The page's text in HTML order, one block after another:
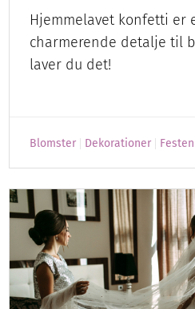
Hjemmelavet konfetti er
charmerende detalje til
laver du det!
Blomster Dekorationer Festen